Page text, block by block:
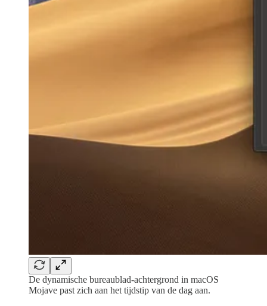
De dynamische bureaublad-achtergrond in macOS
Mojave past zich aan het tijdstip van de dag aan.